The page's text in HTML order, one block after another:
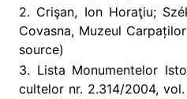
2. Crişan, Ion Horaţiu;
Covasna, Muzeul
source)
3. Lista Monumentelor
cultelor nr. 2.314/2004,